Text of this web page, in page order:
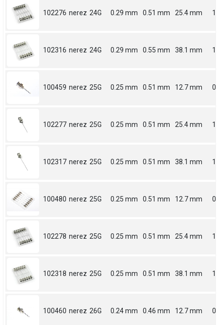
102276 nerez 24G 0.29 mm 0.51 mm 25.4 mm 1
102316 nerez 24G 0.29 mm 0.55 mm 38.1 mm
100459 nerez 25G 0.25 mm 0.51 mm 12.7 mm
102277 nerez 25G 0.25 mm 0.51 mm 25.4 mm 1
102317 nerez 25G 0.25 mm 0.51 mm 38.1 mm
100480 nerez 25G 0.25 mm 0.51 mm 12.7 mm
102278 nerez 25G 0.25 mm 0.51 mm 25.4 mm 1
102318 nerez 25G 0.25 mm 0.51 mm 38.1 mm
100460 nerez 26G 0.24 mm 0.46 mm 12.7 mm